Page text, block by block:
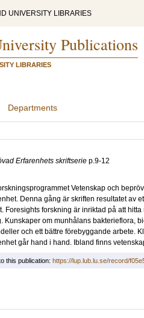
UNIVERSITY LIBRARIES
Publications
LIBRARIES
Departments
Erfarenhets skriftserie p.9-12
Vetenskap och
Denna gång är skriften resultatet av
Foresights forskning är inriktad på att
Kunskaper om munhålans bakterieflora,
och ett bättre förebyggande arbete.
går hand i hand. Ibland finns
this publication: https://lup.lub.lu.se/record/